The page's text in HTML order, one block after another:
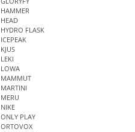
HAMMER
HEAD
HYDRO FLASK
ICEPEAK
KJUS
LEKI
LOWA
MAMMUT
MARTINI
MERU
NIKE
ONLY PLAY
ORTOVOX